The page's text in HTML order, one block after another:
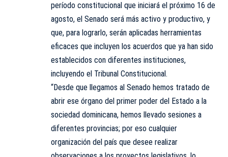
período constitucional que iniciará el próximo 16 de
agosto, el Senado será más activo y productivo, y
que, para lograrlo, serán aplicadas herramientas
eficaces que incluyen los acuerdos que ya han sido
establecidos con diferentes instituciones,
incluyendo el Tribunal Constitucional.
“Desde que llegamos al Senado hemos tratado de
abrir ese órgano del primer poder del Estado a la
sociedad dominicana, hemos llevado sesiones a
diferentes provincias; por eso cualquier
organización del país que desee realizar